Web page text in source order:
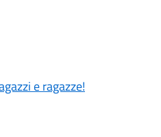
e ragazze!